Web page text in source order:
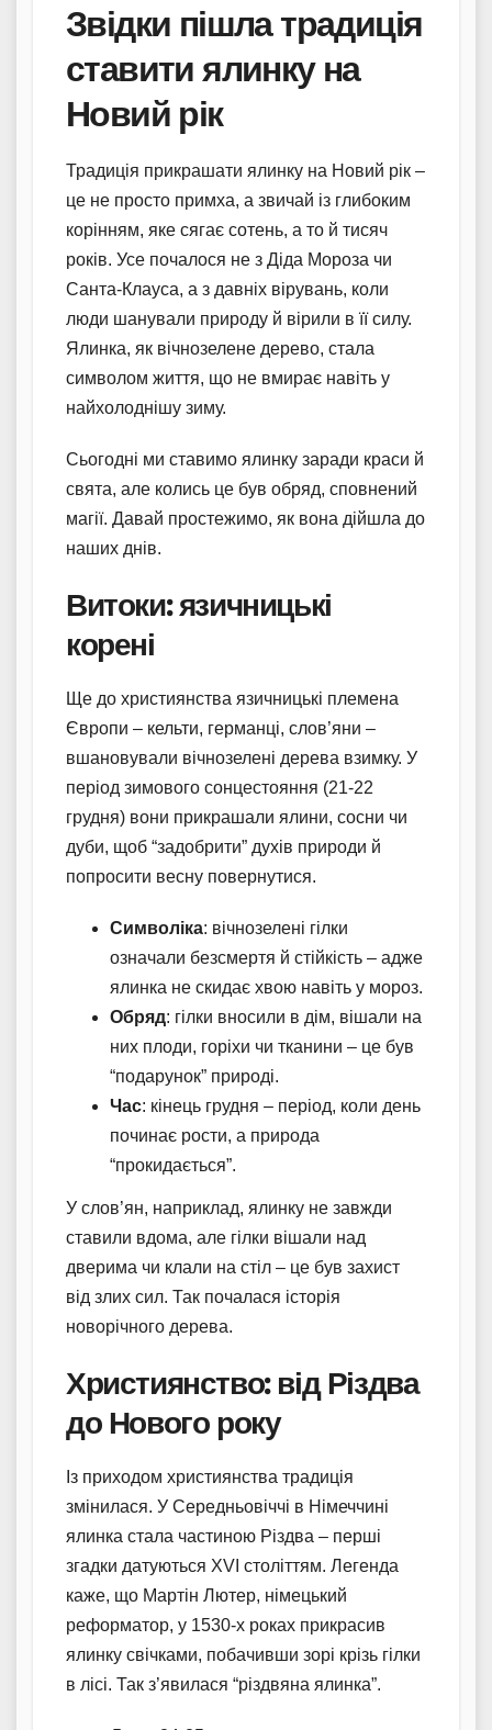
Звідки пішла традиція
ставити ялинку на
Новий рік
Традиція прикрашати ялинку на Новий рік –
це не просто примха, а звичай із глибоким
корінням, яке сягає сотень, а то й тисяч
років. Усе почалося не з Діда Мороза чи
Санта-Клауса, а з давніх вірувань, коли
люди шанували природу й вірили в її силу.
Ялинка, як вічнозелене дерево, стала
символом життя, що не вмирає навіть у
найхолоднішу зиму.
Сьогодні ми ставимо ялинку заради краси й
свята, але колись це був обряд, сповнений
магії. Давай простежимо, як вона дійшла до
наших днів.
Витоки: язичницькі
корені
Ще до християнства язичницькі племена
Європи – кельти, германці, слов’яни –
вшановували вічнозелені дерева взимку. У
період зимового сонцестояння (21-22
грудня) вони прикрашали ялини, сосни чи
дуби, щоб “задобрити” духів природи й
попросити весну повернутися.
Символіка: вічнозелені гілки
означали безсмертя й стійкість – адже
ялинка не скидає хвою навіть у мороз.
Обряд: гілки вносили в дім, вішали на
них плоди, горіхи чи тканини – це був
“подарунок” природі.
Час: кінець грудня – період, коли день
починає рости, а природа
“прокидається”.
У слов’ян, наприклад, ялинку не завжди
ставили вдома, але гілки вішали над
дверима чи клали на стіл – це був захист
від злих сил. Так почалася історія
новорічного дерева.
Християнство: від Різдва
до Нового року
Із приходом християнства традиція
змінилася. У Середньовіччі в Німеччині
ялинка стала частиною Різдва – перші
згадки датуються XVI століттям. Легенда
каже, що Мартін Лютер, німецький
реформатор, у 1530-х роках прикрасив
ялинку свічками, побачивши зорі крізь гілки
в лісі. Так з’явилася “різдвяна ялинка”.